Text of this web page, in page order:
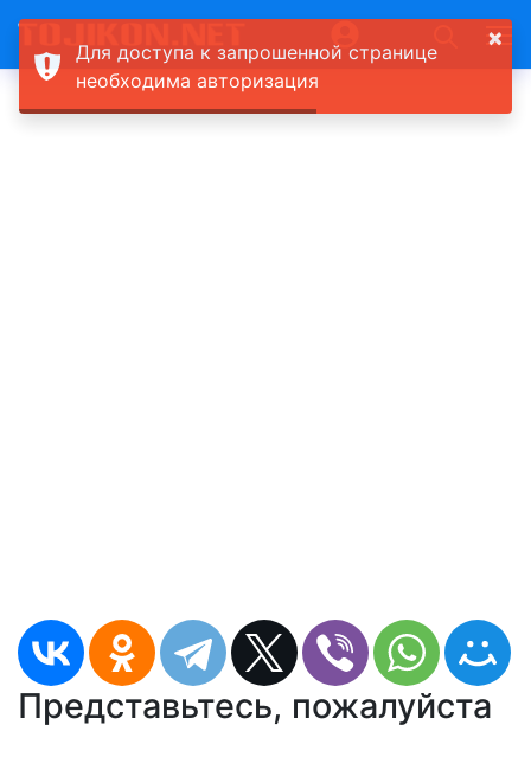
Представьтесь, пожалуйста
×
Для доступа к запрошенной странице
необходима авторизация